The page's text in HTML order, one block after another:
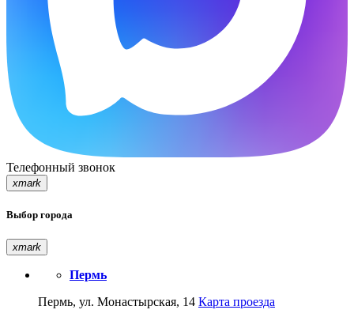
Телефонный звонок
xmark
Выбор города
xmark
Пермь
Пермь, ул. Монастырская, 14 Карта проезда